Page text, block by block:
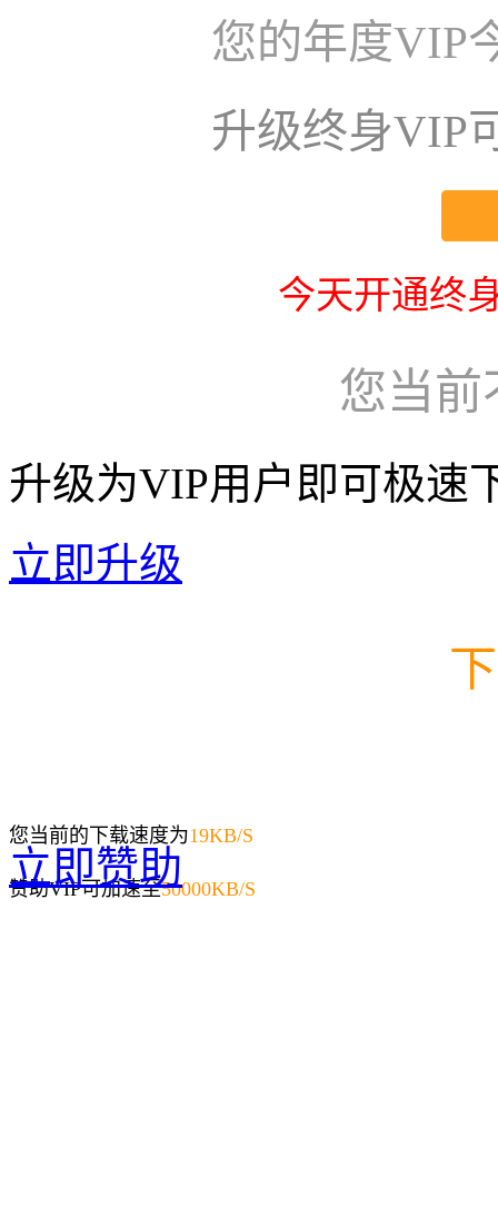
您的年度VIP
升级终身VIP
今天开通终
您当前
升级为VIP用户即可极速
立即升级
您当前的下载速度为19KB/S
赞助VIP可加速至50000KB/S
立即赞助